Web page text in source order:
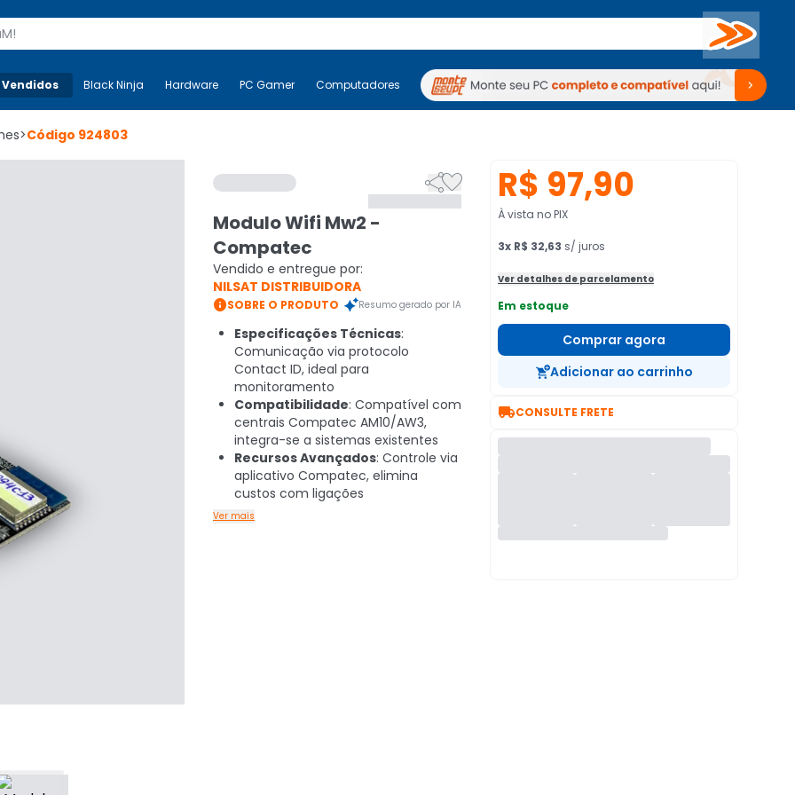
Buscar
Mais-v- Black Ninja Hardware PC Gamer Computadores Periféricos TV Venda no KaBuM!
Black Ninja Hardware PC Gamer Computadores Periféricos TV Venda no KaBuM!
>Código 924803

Modulo Wifi Mw2 -
Compatec
Vendido e entregue por:
NILSAT DISTRIBUIDORA
SOBRE O PRODUTO Resumo gerado por IA
Especificações Técnicas:
Comunicação via protocolo
Contact ID, ideal para
monitoramento
Compatibilidade: Compatível com
centrais Compatec AM10/AW3,
integra-se a sistemas existentes
Recursos Avançados: Controle via
aplicativo Compatec, elimina
custos com ligações
Ver mais
R$ 97,90
À vista no PIX
3x R$ 32,63 s/ juros
Ver detalhes de parcelamento
Em estoque
Comprar agora
Adicionar ao carrinho
CONSULTE FRETE